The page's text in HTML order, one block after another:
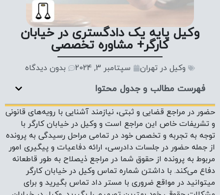
وکیل پایه یک دادگستری در خیابان
کارگر+ مشاوره تخصصی
وکیل در تهران سپتامبر 3, 2024 بدون دیدگاه
فهرست مطالب و جدول محتوا
حضور در مراجع قضایی و ثبتی، نیازمند آشنایی با رویه‌های قانونی
و تشریفات خاص این مراجع است و وکیل در خیابان کارگر با
توجه به تجربه و تخصص خود در تمامی مراحل رسیدگی به پرونده
از جمله حضور در جلسات دادرسی، ارائه دفاعیات و پیگیری امور
مربوط به پرونده از حقوق شما در مراجع ذیصلاح به طور قاطعانه
دفاع می‌کند. با داشتن شماره تماس وکیل در خیابان کارگر
میتوانید در مواقع ضروری با مستر داد تماس بگیرید و برای